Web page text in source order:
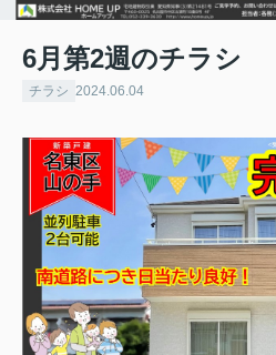
6月第2週のチラシ
チラシ 2024.06.04